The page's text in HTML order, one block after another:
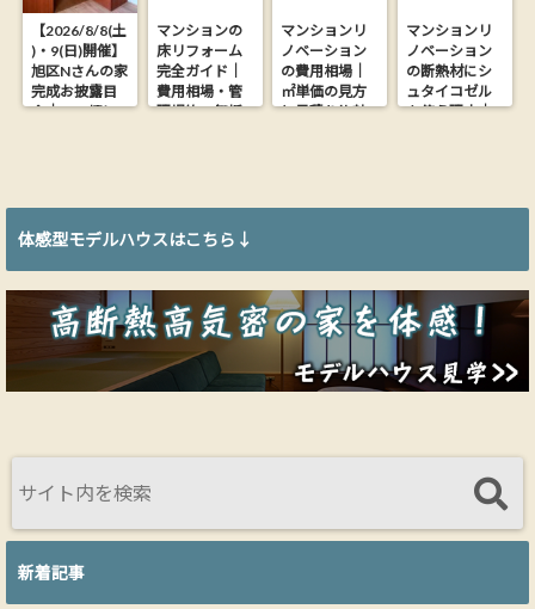
【2026/8/8(土
)・9(日)開催】
旭区Nさんの家
完成お披露目
会｜26.9坪に
マンションの
床リフォーム
完全ガイド｜
費用相場・管
理規約・無垢
マンションリ
ノベーション
の費用相場｜
㎡単価の見方
と見積り比較
マンションリ
ノベーション
の断熱材にシ
ュタイコゼル
を使う理由｜
体感型モデルハウスはこちら↓
新着記事